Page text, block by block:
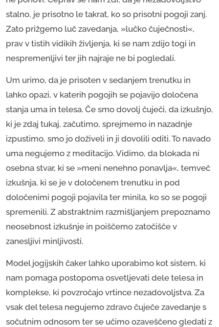
stalno, je prisotno le takrat, ko so prisotni pogoji zanj.
Zato prižgemo luč zavedanja, »lučko čuječnosti«,
prav v tistih vidikih življenja, ki se nam zdijo togi in
nespremenljivi ter jih najraje ne bi pogledali.
Um urimo, da je prisoten v sedanjem trenutku in
lahko opazi, v katerih pogojih se pojavijo določena
stanja uma in telesa. Če smo dovolj čuječi, da izkušnjo,
ki je zdaj tukaj, začutimo, sprejmemo in nazadnje
izpustimo, smo jo doživeli in ji dovolili oditi. To navado
uma negujemo z meditacijo. Vidimo, da blokada ni
osebna stvar, ki se »meni nenehno ponavlja«, temveč
izkušnja, ki se je v določenem trenutku in pod
določenimi pogoji pojavila ter minila, ko so se pogoji
spremenili. Z abstraktnim razmišljanjem prepoznamo
neosebnost izkušnje in poiščemo zatočišče v
zanesljivi minljivosti.
Model jogijskih čaker lahko uporabimo kot sistem, ki
nam pomaga postopoma osvetljevati dele telesa in
komplekse, ki povzročajo vrtince nezadovoljstva. Za
vsak del telesa negujemo zdravo čuječe zavedanje s
sočutnim odnosom ter se učimo ozaveščeno gledati z